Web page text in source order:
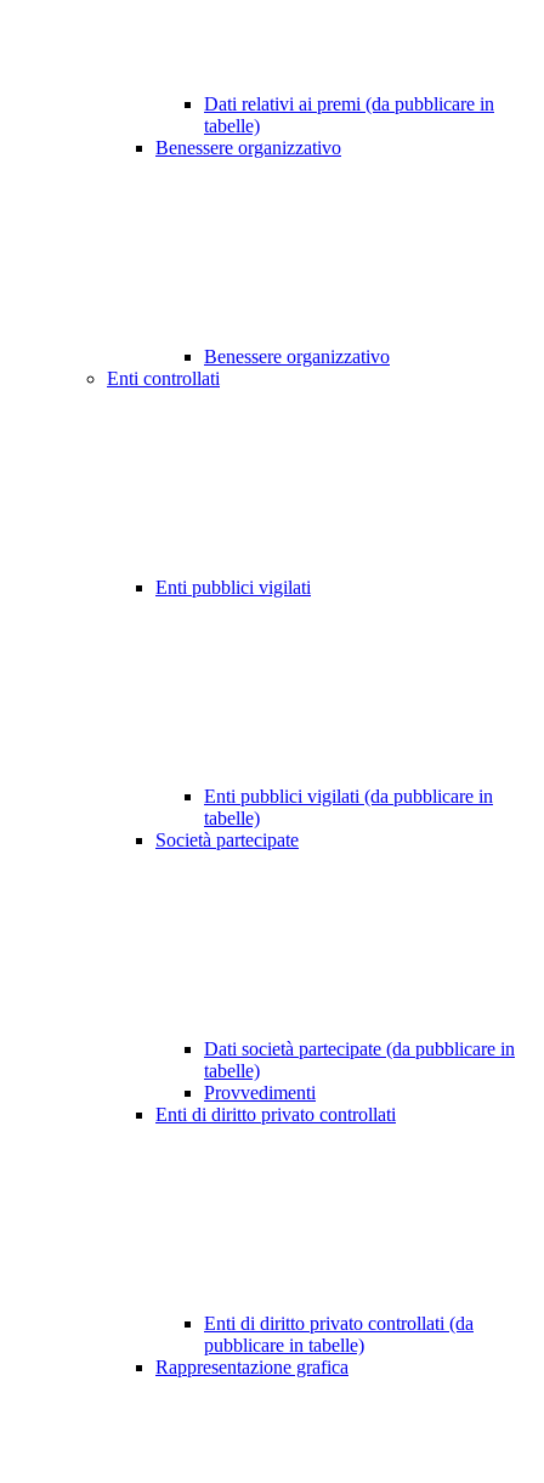
Dati relativi ai premi (da pubblicare in
tabelle)
Benessere organizzativo
Benessere organizzativo
Enti controllati
Enti pubblici vigilati
Enti pubblici vigilati (da pubblicare in
tabelle)
Società partecipate
Dati società partecipate (da pubblicare in
tabelle)
Provvedimenti
Enti di diritto privato controllati
Enti di diritto privato controllati (da
pubblicare in tabelle)
Rappresentazione grafica